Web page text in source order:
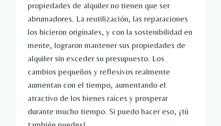
propiedades de alquiler no tienen que ser
abrumadores. La reutilización, las reparaciones
los hicieron originales, y con la sostenibilidad en
mente, lograron mantener sus propiedades de
alquiler sin exceder su presupuesto. Los
cambios pequeños y reflexivos realmente
aumentan con el tiempo, aumentando el
atractivo de los bienes raíces y prosperar
durante mucho tiempo. Si puedo hacer eso, ¡tú